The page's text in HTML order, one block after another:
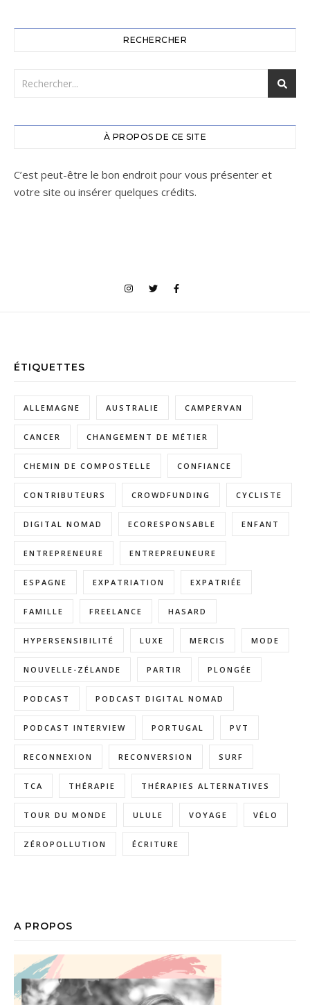
RECHERCHER
À PROPOS DE CE SITE
C’est peut-être le bon endroit pour vous présenter et
votre site ou insérer quelques crédits.
ÉTIQUETTES
ALLEMAGNE AUSTRALIE CAMPERVAN
CANCER CHANGEMENT DE MÉTIER
CHEMIN DE COMPOSTELLE CONFIANCE
CONTRIBUTEURS CROWDFUNDING CYCLISTE
DIGITAL NOMAD ECORESPONSABLE ENFANT
ENTREPRENEURE ENTREPREUNEURE
ESPAGNE EXPATRIATION EXPATRIÉE
FAMILLE FREELANCE HASARD
HYPERSENSIBILITÉ LUXE MERCIS MODE
NOUVELLE-ZÉLANDE PARTIR PLONGÉE
PODCAST PODCAST DIGITAL NOMAD
PODCAST INTERVIEW PORTUGAL PVT
RECONNEXION RECONVERSION SURF
TCA THÉRAPIE THÉRAPIES ALTERNATIVES
TOUR DU MONDE ULULE VOYAGE VÉLO
ZÉROPOLLUTION ÉCRITURE
A PROPOS